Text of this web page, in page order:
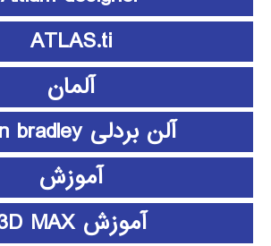
ATLAS.ti
آلمان
آلن بردلی Allen bradley
آموزش
آموزش 3D MAX